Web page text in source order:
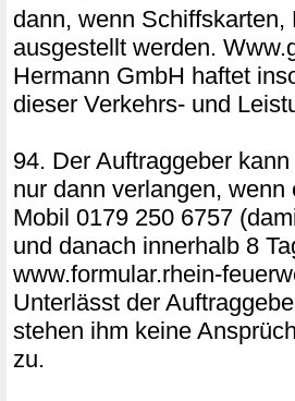
dann, wenn
ausgestellt werden.
Hermann GmbH haftet
dieser Verkehrs- und
94. Der Auftraggeber
nur dann verlangen,
Mobil 0179 250 6757
und danach innerhalb 8
www.formular.rhein-
Unterlässt der
stehen ihm keine
zu.